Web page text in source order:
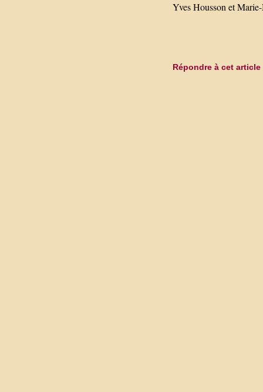
Yves Housson et
Répondre à cet article